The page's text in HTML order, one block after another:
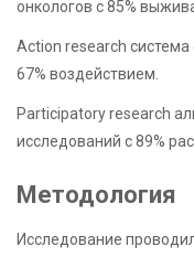
онкологов с 85%
Action research
67% воздействием.
Participatory research
исследований с 89%
Методология
Исследование